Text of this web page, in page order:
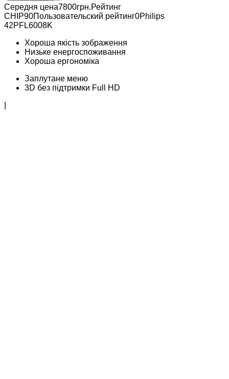
Середня цена7800грн.Рейтинг
СНІР90Пользовательский рейтинг0Philips
42PFL6008K
Хороша якість зображення
Низьке енергоспоживання
Хороша ергономіка
Заплутане меню
3D без підтримки Full HD